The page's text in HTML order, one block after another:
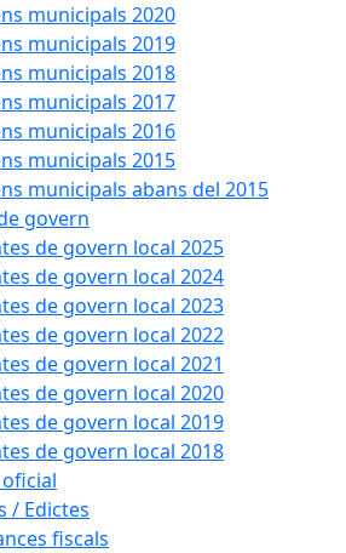
municipals 2020
municipals 2019
municipals 2018
municipals 2017
municipals 2016
municipals 2015
municipals abans del 2015
govern
de govern local 2025
de govern local 2024
de govern local 2023
de govern local 2022
de govern local 2021
de govern local 2020
de govern local 2019
de govern local 2018
/ Edictes
fiscals